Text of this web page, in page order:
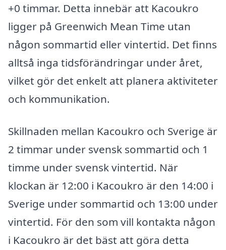
+0 timmar. Detta innebär att Kacoukro
ligger på Greenwich Mean Time utan
någon sommartid eller vintertid. Det finns
alltså inga tidsförändringar under året,
vilket gör det enkelt att planera aktiviteter
och kommunikation.
Skillnaden mellan Kacoukro och Sverige är
2 timmar under svensk sommartid och 1
timme under svensk vintertid. När
klockan är 12:00 i Kacoukro är den 14:00 i
Sverige under sommartid och 13:00 under
vintertid. För den som vill kontakta någon
i Kacoukro är det bäst att göra detta